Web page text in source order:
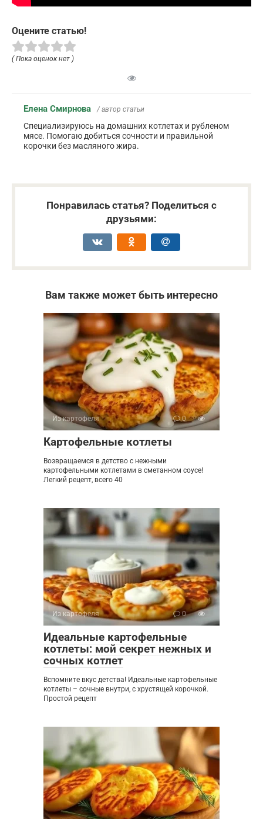
Оцените статью!
( Пока оценок нет )
Елена Смирнова / автор статьи
Специализируюсь на домашних котлетах и рубленом
мясе. Помогаю добиться сочности и правильной
корочки без масляного жира.
Понравилась статья? Поделиться с
друзьями:
Вам также может быть интересно
Из картофеля 0
Картофельные котлеты
Возвращаемся в детство с нежными
картофельными котлетами в сметанном соусе!
Легкий рецепт, всего 40
Из картофеля 0
Идеальные картофельные
котлеты: мой секрет нежных и
сочных котлет
Вспомните вкус детства! Идеальные картофельные
котлеты – сочные внутри, с хрустящей корочкой.
Простой рецепт